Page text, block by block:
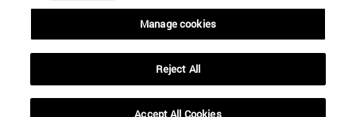
Manage cookies
Reject All
Accept All Cookies